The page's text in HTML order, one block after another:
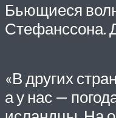
Бьющиеся
Стефанссона.
«В других
а у нас —